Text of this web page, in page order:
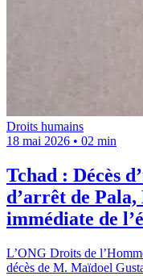
Droits humains
18 mai 2026 • 02 min
Tchad : Décès
d’arrêt de
immédiate de
L’ONG Droits de
décès de M. Maïdoel